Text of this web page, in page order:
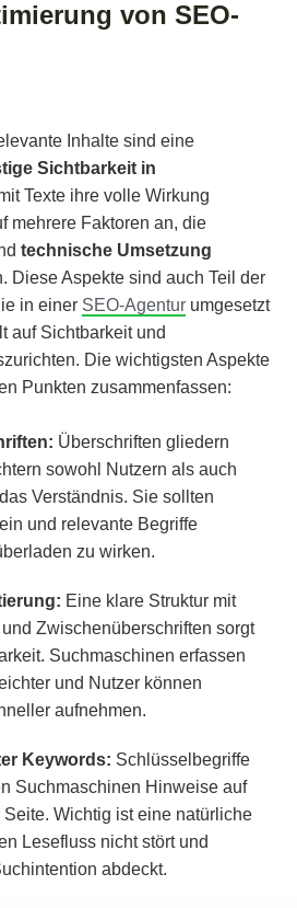
von SEO-
Inhalte sind eine
Sichtbarkeit in
Texte ihre volle Wirkung
mehrere Faktoren an, die
technische Umsetzung
Diese Aspekte sind auch Teil der
in einer SEO-Agentur umgesetzt
auf Sichtbarkeit und
Die wichtigsten Aspekte
Punkten zusammenfassen:
Überschriften gliedern
sowohl Nutzern als auch
Verständnis. Sie sollten
und relevante Begriffe
zu wirken.
Eine klare Struktur mit
Zwischenüberschriften sorgt
Suchmaschinen erfassen
und Nutzer können
aufnehmen.
Keywords: Schlüsselbegriffe
Suchmaschinen Hinweise auf
Wichtig ist eine natürliche
Lesefluss nicht stört und
abdeckt.